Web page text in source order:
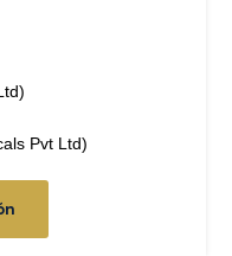
Pvt Ltd)